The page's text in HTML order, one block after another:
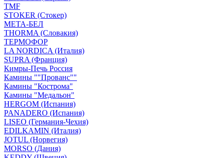
TMF
STOKER (Стокер)
МЕТА-БЕЛ
THORMA (Словакия)
ТЕРМОФОР
LA NORDICA (Италия)
SUPRA (Франция)
Кимры-Печь Россия
Камины ""Прованс""
Камины "Кострома"
Камины "Медальон"
HERGOM (Испания)
PANADERO (Испания)
LISEO (Германия-Чехия)
EDILKAMIN (Италия)
JOTUL (Норвегия)
MORSO (Дания)